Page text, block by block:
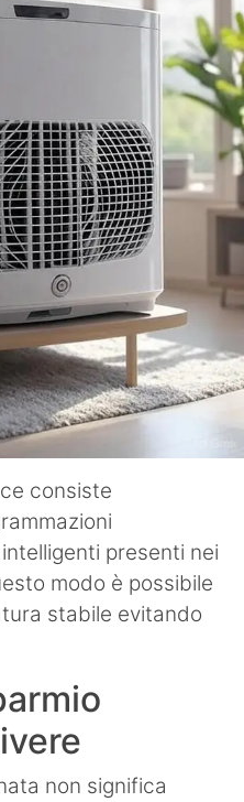
consiste
presenti nei
modo è possibile
stabile evitando
non significa